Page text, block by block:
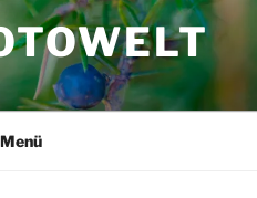
Menü